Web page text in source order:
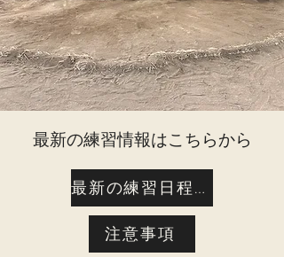
​最新の練習情報はこちらから
最新の練習日程はこちら
注意事項